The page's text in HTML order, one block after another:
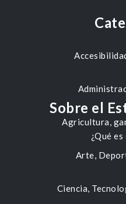
Agricultura,
Arte,
Ciencia,
Sobre el
¿Qué es